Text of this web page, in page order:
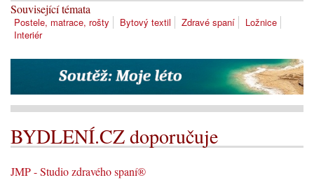
Související témata
Postele, matrace, rošty Bytový textil Zdravé spaní
Ložnice
Interiér
BYDLENÍ.CZ doporučuje
JMP - Studio zdravého spaní®